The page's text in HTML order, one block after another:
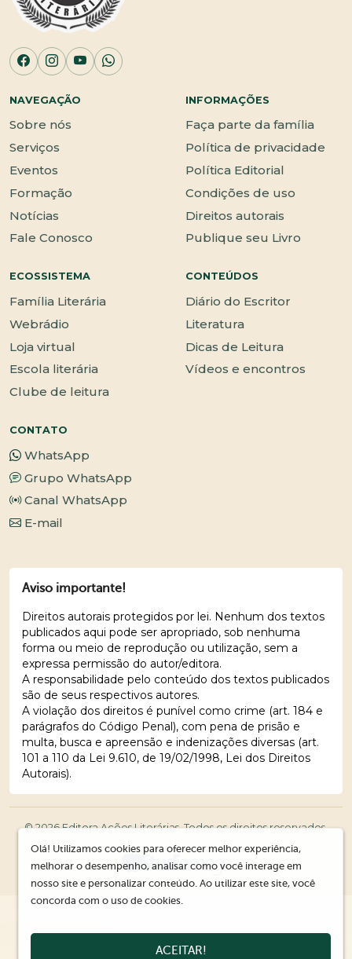
NAVEGAÇÃO
Sobre nós
Serviços
Eventos
Formação
Notícias
Fale Conosco
INFORMAÇÕES
Faça parte da família
Política de privacidade
Política Editorial
Condições de uso
Direitos autorais
Publique seu Livro
ECOSSISTEMA
Família Literária
Webrádio
Loja virtual
Escola literária
Clube de leitura
CONTEÚDOS
Diário do Escritor
Literatura
Dicas de Leitura
Vídeos e encontros
CONTATO
WhatsApp
Grupo WhatsApp
Canal WhatsApp
E-mail
Aviso importante!
Direitos autorais protegidos por lei. Nenhum dos textos
publicados aqui pode ser apropriado, sob nenhuma
forma ou meio de reprodução ou utilização, sem a
expressa permissão do autor/editora.
A responsabilidade pelo conteúdo dos textos publicados
são de seus respectivos autores.
A violação dos direitos é punível como crime (art. 184 e
parágrafos do Código Penal), com pena de prisão e
multa, busca e apreensão e indenizações diversas (art.
101 a 110 da Lei 9.610, de 19/02/1998, Lei dos Direitos
Autorais).
© 2026 Editora Ações Literárias. Todos os direitos reservados.
Olá! Utilizamos cookies para oferecer melhor experiência,
melhorar o desempenho, analisar como você interage em
nosso site e personalizar conteúdo. Ao utilizar este site, você
concorda com o uso de cookies.
ACEITAR!